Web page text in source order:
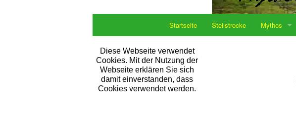
Startseite Steilstrecke Mythos
Diese Webseite verwendet
Cookies. Mit der Nutzung der
Webseite erklären Sie sich
damit einverstanden, dass
Cookies verwendet werden.